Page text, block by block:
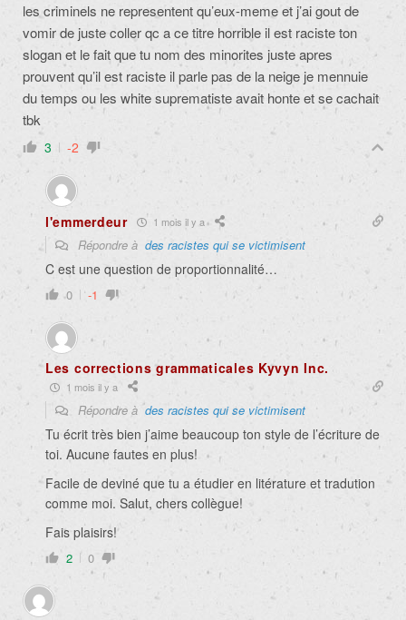
les criminels ne representent qu’eux-meme et j’ai gout de
vomir de juste coller qc a ce titre horrible il est raciste ton
slogan et le fait que tu nom des minorites juste apres
prouvent qu’il est raciste il parle pas de la neige je mennuie
du temps ou les white suprematiste avait honte et se cachait
tbk
3 -2
l'emmerdeur 1 mois il y a
Répondre à des racistes qui se victimisent
C est une question de proportionnalité…
0 -1
Les corrections grammaticales Kyvyn Inc.
1 mois il y a
Répondre àdes racistes qui se victimisent
Tu écrit très bien j’aime beaucoup ton style de l’écriture de
toi. Aucune fautes en plus!
Facile de deviné que tu a étudier en litérature et tradution
comme moi. Salut, chers collègue!
Fais plaisirs!
2 0